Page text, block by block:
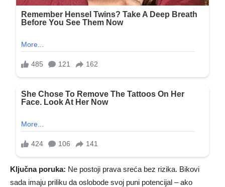
Ključna poruka: Ne postoji prava sreća bez rizika. Bikovi
sada imaju priliku da oslobode svoj puni potencijal – ako